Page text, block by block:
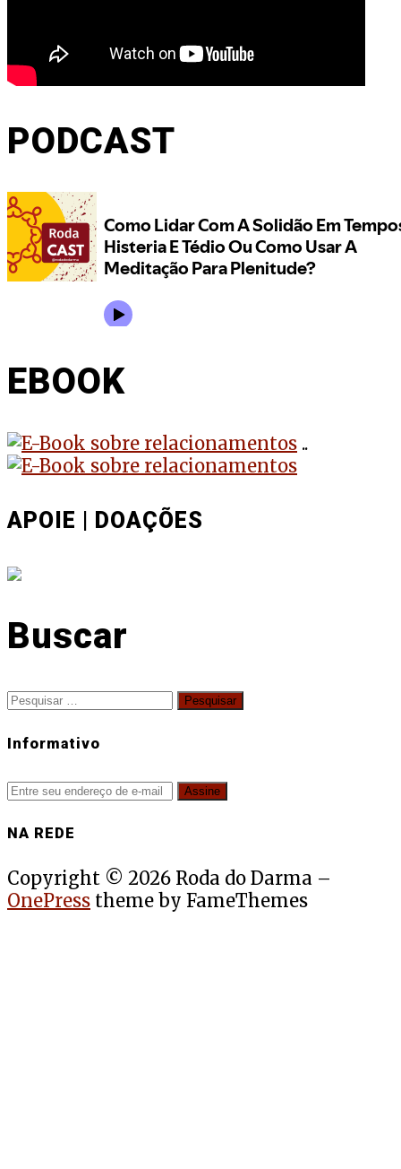
PODCAST
EBOOK
..
APOIE | DOAÇÕES
Buscar
Pesquisar
Informativo
NA REDE
Copyright © 2026 Roda do Darma –
OnePress theme by FameThemes